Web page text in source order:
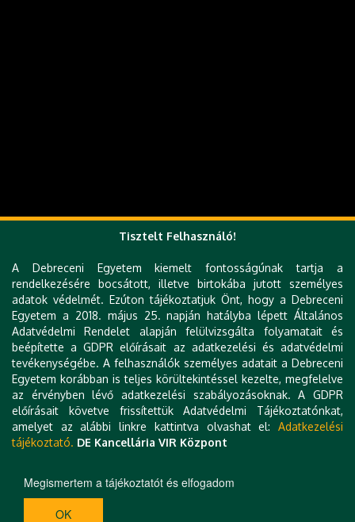
Tisztelt Felhasználó!
A Debreceni Egyetem kiemelt fontosságúnak tartja a
rendelkezésére bocsátott, illetve birtokába jutott személyes
adatok védelmét. Ezúton tájékoztatjuk Önt, hogy a Debreceni
Egyetem a 2018. május 25. napján hatályba lépett Általános
Adatvédelmi Rendelet alapján felülvizsgálta folyamatait és
beépítette a GDPR előírásait az adatkezelési és adatvédelmi
tevékenységébe. A felhasználók személyes adatait a Debreceni
Egyetem korábban is teljes körültekintéssel kezelte, megfelelve
az érvényben lévő adatkezelési szabályozásoknak. A GDPR
előírásait követve frissítettük Adatvédelmi Tájékoztatónkat,
amelyet az alábbi linkre kattintva olvashat el: Adatkezelési
tájékoztató. DE Kancellária VIR Központ
Megismertem a tájékoztatót és elfogadom
OK